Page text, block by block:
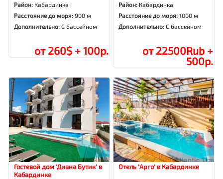
Район: Кабардинка
Расстояние до моря:900 м
Дополнительно:С бассейном
от 260$ + 100р.
Район: Кабардинка
Расстояние до моря:1000 м
Дополнительно:С бассейном
от 22500Rub +
500р.
Гостевой дом 'Диана Бутик' в
Кабардинке
Отель 'Арго' в Кабардинке